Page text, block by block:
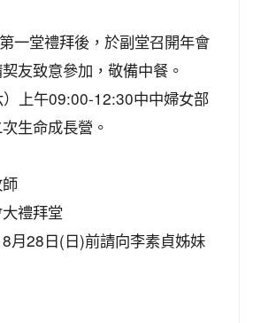
一堂禮拜後，於副堂召開年會
友致意參加，敬備中餐。
上午09:00-12:30中中婦女部
生命成長營。
禮拜堂
月28日(日)前請向李素貞姊妹